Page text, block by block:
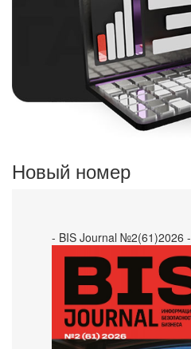
Новый номер
- BIS Journal №2(61)2026 -